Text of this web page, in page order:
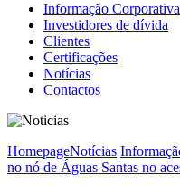
Informação Corporativa
Investidores de dívida
Clientes
Certificações
Notícias
Contactos
HomepageNotícias
no nó de Águas Santas no